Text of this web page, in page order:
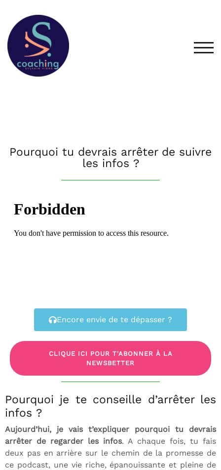
Pourquoi tu devrais arrêter de suivre
les infos ?
Encore envie de te dépasser ?
CLIQUE ICI POUR T'ABONNER À LA
NEWSBETTER
Pourquoi je te conseille d’arrêter les
infos ?
Aujourd’hui, je vais t’expliquer pourquoi tu devrais
arrêter de regarder les infos. A chaque fois, tu fais
deux pas en arrière sur le chemin de la promesse de
ce podcast, une vie riche, épanouissante et pleine de